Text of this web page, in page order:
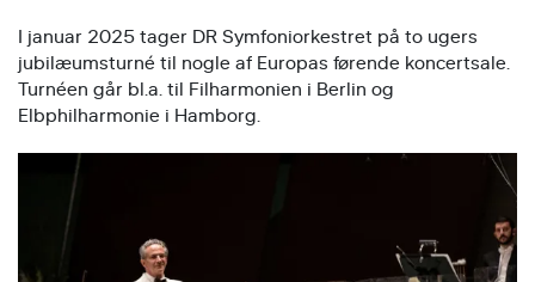
I januar 2025 tager DR Symfoniorkestret på to ugers
jubilæumsturné til nogle af Europas førende koncertsale.
Turnéen går bl.a. til Filharmonien i Berlin og
Elbphilharmonie i Hamborg.